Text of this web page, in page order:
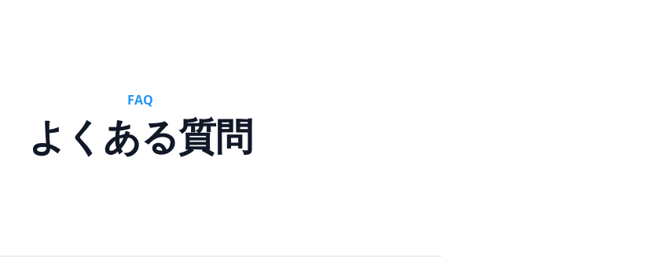
FAQ
よくある質問